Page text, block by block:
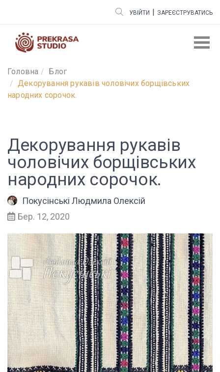
УВІЙТИ | ЗАРЕЄСТРУВАТИСЬ
Головна
Блог
Декорування рукавів чоловічих борщівських
народних сорочок.
Декорування рукавів
чоловічих борщівських
народних сорочок.
Покусінські Людмила Олексій
Бер. 12, 2020